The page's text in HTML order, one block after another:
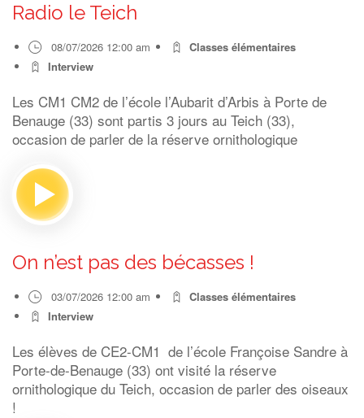
Radio le Teich
08/07/2026 12:00 am
Classes élémentaires
Interview
Les CM1 CM2 de l’école l’Aubarit d’Arbis à Porte de
Benauge (33) sont partis 3 jours au Teich (33),
occasion de parler de la réserve ornithologique
On n’est pas des bécasses !
03/07/2026 12:00 am
Classes élémentaires
Interview
Les élèves de CE2-CM1 de l’école Françoise Sandre à
Porte-de-Benauge (33) ont visité la réserve
ornithologique du Teich, occasion de parler des oiseaux
!